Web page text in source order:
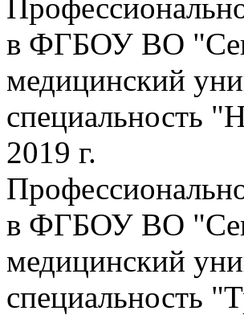
в ФГБОУ ВО
медицинский
специальность
2019 г.
в ФГБОУ ВО
медицинский
специальность